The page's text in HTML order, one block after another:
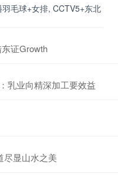
+200.89
毛球+女排, CCTV5+东北
证Growth
乳业向精深加工要效益
尽显山水之美